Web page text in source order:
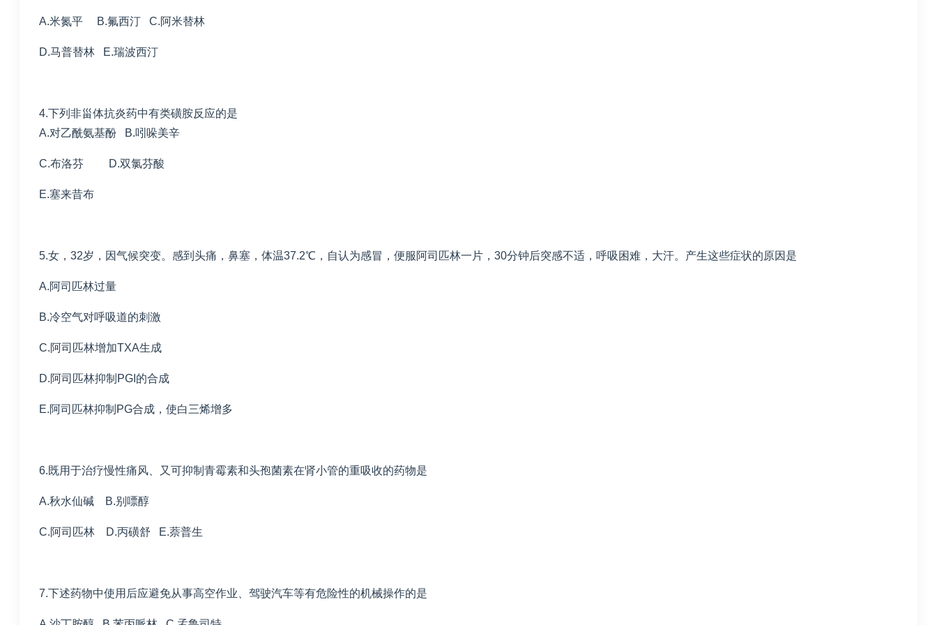
A.米氮平 B.氟西汀 C.阿米替林
D.马普替林 E.瑞波西汀
4.下列非甾体抗炎药中有类磺胺反应的是
A.对乙酰氨基酚 B.吲哚美辛
C.布洛芬 D.双氯芬酸
E.塞来昔布
5.女，32岁，因气候突变。感到头痛，鼻塞，体温37.2℃，自认为感冒，便服阿司匹林一片，30分钟后突感不适，呼吸困难，大汗。产生这些症状的原因是
A.阿司匹林过量
B.冷空气对呼吸道的刺激
C.阿司匹林增加TXA生成
D.阿司匹林抑制PGI的合成
E.阿司匹林抑制PG合成，使白三烯增多
6.既用于治疗慢性痛风、又可抑制青霉素和头孢菌素在肾小管的重吸收的药物是
A.秋水仙碱 B.别嘌醇
C.阿司匹林 D.丙磺舒 E.萘普生
7.下述药物中使用后应避免从事高空作业、驾驶汽车等有危险性的机械操作的是